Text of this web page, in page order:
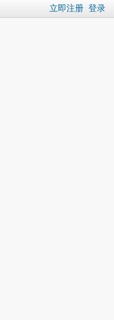
立即注册 登录